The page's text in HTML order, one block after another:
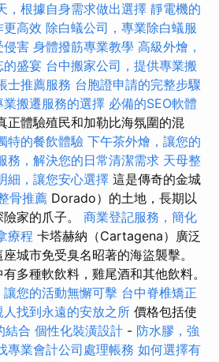
，根據自身需求做出選擇 靜電機的
更高效 除白蟻公司，專業除白蟻服
侵害 身體撥筋專業教學 高級外燴，
的盛宴 台中搬家公司，提供專業搬
士推薦服務 台胞證申請的完整步驟
搬遷服務的選擇 必備的SEO軟體
正體驗殖民和加勒比海氛圍的混
特的餐飲體驗 下午茶外燴，讓您的
務，解決您的日常清潔需求 天母整
細，讓您安心選擇 這是傳奇的金城
骨推薦 Dorado）的土地，長期以
家的爪子。 商業登記服務，簡化
療程 卡塔赫納（Cartagena）廣泛
城市免受臭名昭著的海盜襲擊。
多種軟飲料，雞尾酒和其他飲料。
您的活動無懈可擊 台中脊椎矯正
找到永遠的安放之所 價格包括使
結合 個性化裝潢設計 - 防水膠，強
專業會計公司處理帳務 如何選擇有